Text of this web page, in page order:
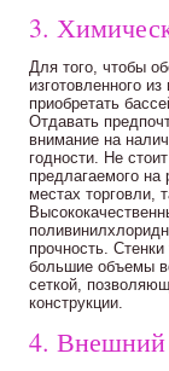
3.
Для того, чтобы
изготовленного
приобретать
Отдавать
внимание на
годности. Не
предлагаемого на
местах торговли,
прочность.
большие объемы
сеткой,
конструкции.
4. Внешний